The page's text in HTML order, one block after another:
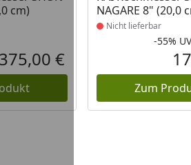
cm)
Aktueller Preis
375,00 €
NAGARE 8" (20,0
Nicht lieferbar
-55%
Zum